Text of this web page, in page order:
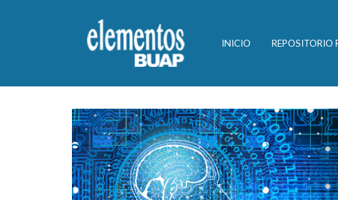
INICIO REPOSITORIO